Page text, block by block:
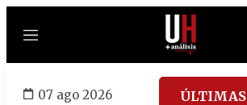
Menú
07 ago 2026